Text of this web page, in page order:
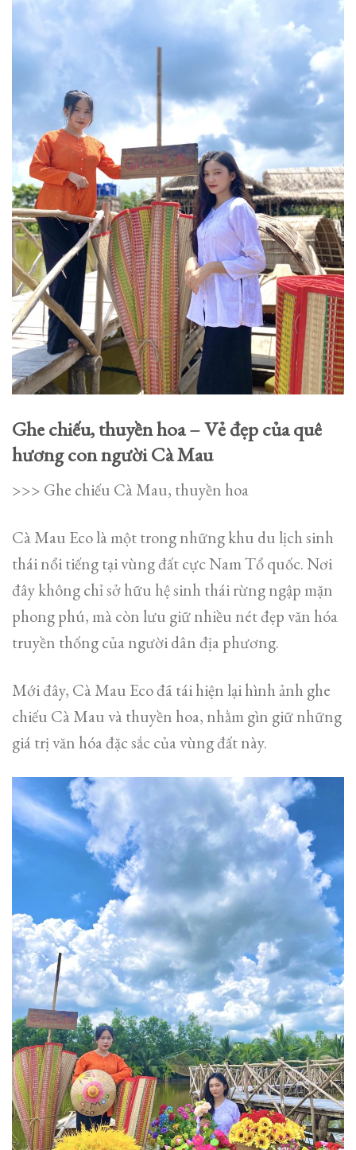
Ghe chiếu, thuyền hoa – Vẻ đẹp của quê
hương con người Cà Mau
>>> Ghe chiếu Cà Mau, thuyền hoa
Cà Mau Eco là một trong những khu du lịch sinh
thái nổi tiếng tại vùng đất cực Nam Tổ quốc. Nơi
đây không chỉ sở hữu hệ sinh thái rừng ngập mặn
phong phú, mà còn lưu giữ nhiều nét đẹp văn hóa
truyền thống của người dân địa phương.
Mới đây, Cà Mau Eco đã tái hiện lại hình ảnh ghe
chiếu Cà Mau và thuyền hoa, nhằm gìn giữ những
giá trị văn hóa đặc sắc của vùng đất này.